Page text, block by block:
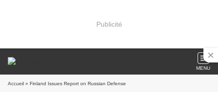
Publicité
MENU
Accueil » Finland Issues Report on Russian Defense